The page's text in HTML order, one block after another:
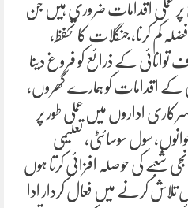
پر عملی اقدامات ضروری ہیں جن
کم کرنا، جنگلات کا تحفظ،
توانائی کے ذرائع کو فروغ دینا
کے اقدامات کو ہمارے گھروں،
اداروں میں عملی طور پر
سول سوسائٹی، تعلیمی
نجی شعبے کی حوصلہ افزائی کرتا ہوں
تلاش کرنے میں فعال کردار ادا